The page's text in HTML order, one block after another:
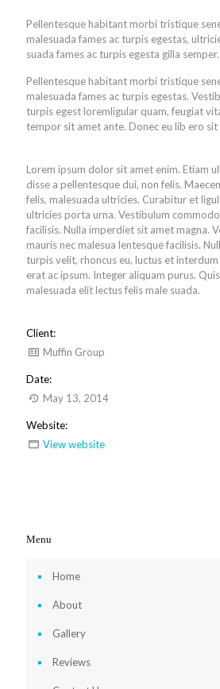
Pellentesque habitant morbi tristique
malesuada fames ac turpis egestas,
suada fames ac turpis egesta gilla semper.
Pellentesque habitant morbi tristique
malesuada fames ac turpis egestas.
turpis egest loremligular quam, feugiat
tempor sit amet ante. Donec eu lib ero sit
Lorem ipsum dolor sit amet enim. Etiam
disse a pellentesque dui, non felis.
felis, malesuada ultricies. Curabitur et
ultricies porta urna. Vestibulum
facilisis. Nulla imperdiet sit amet magna.
mauris nec malesua lentesque facilisis.
turpis velit, rhoncus eu, luctus et
erat ac ipsum. Integer aliquam purus.
malesuada elit lectus felis male suada.
Client:
Muffin Group
Date:
May 13, 2014
Website:
View website
Menu
Home
About
Gallery
Reviews